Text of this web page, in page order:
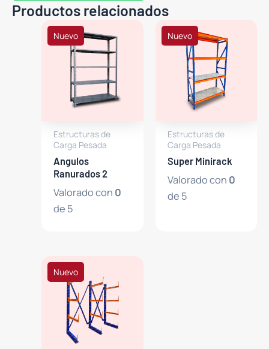
Productos relacionados
Nuevo
Estructuras de
Carga Pesada
Angulos
Ranurados 2
Valorado con 0
de 5
Nuevo
Estructuras de
Carga Pesada
Super Minirack
Valorado con 0
de 5
Nuevo